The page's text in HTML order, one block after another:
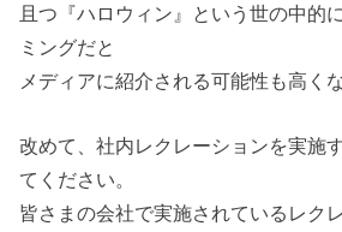
且つ『ハロウィン』という世の中的
ミングだと
メディアに紹介される可能性も高く
改めて、社内レクレーションを実施
てください。
皆さまの会社で実施されているレク